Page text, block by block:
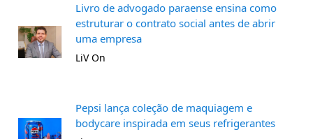
Livro de advogado paraense ensina como
estruturar o contrato social antes de abrir
uma empresa
LiV On
Pepsi lança coleção de maquiagem e
bodycare inspirada em seus refrigerantes